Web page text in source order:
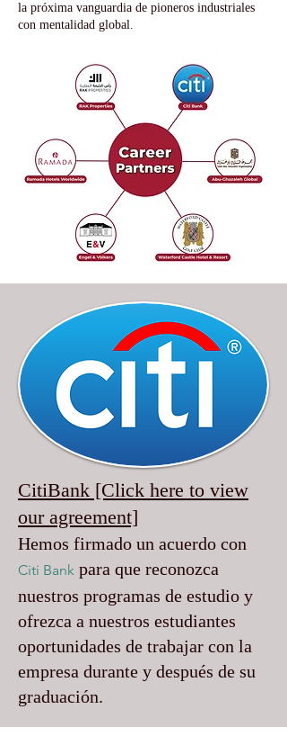
la próxima vanguardia de pioneros industriales
con mentalidad global.
CitiBank [Click here to view
our agreement]
Hemos firmado un acuerdo con
Citi Bank para que reconozca
nuestros programas de estudio y
ofrezca a nuestros estudiantes
oportunidades de trabajar con la
empresa durante y después de su
graduación.